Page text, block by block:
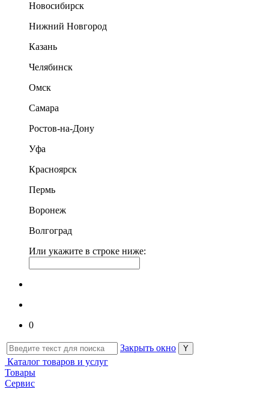
Новосибирск
Нижний Новгород
Казань
Челябинск
Омск
Самара
Ростов-на-Дону
Уфа
Красноярск
Пермь
Воронеж
Волгоград
Или укажите в строке ниже:
0
Закрыть окно
Каталог товаров и услуг
Товары
Сервис